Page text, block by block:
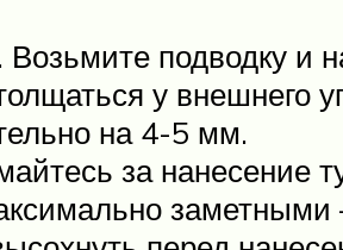
подводку и
у внешнего
на 4-5 мм.
за нанесение